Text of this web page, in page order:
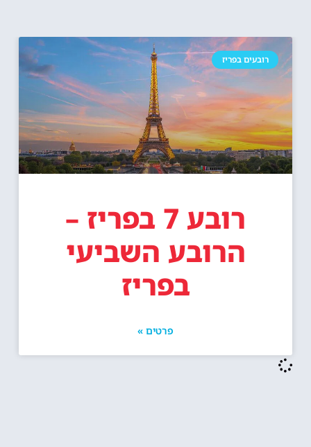
רובעים בפריז
רובע 7 בפריז –
הרובע השביעי
בפריז
פרטים »